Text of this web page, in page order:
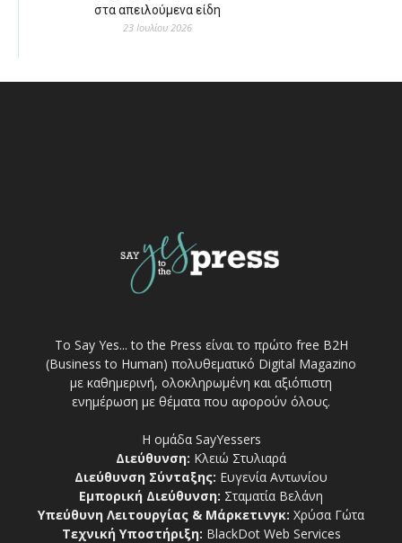
στα απειλούμενα είδη
23 Ιουλίου 2026
Το Say Yes... to the Press είναι το πρώτο free Β2Η
(Business to Human) πολυθεματικό Digital Magazino
με καθημερινή, ολοκληρωμένη και αξιόπιστη
ενημέρωση με θέματα που αφορούν όλους.
Η ομάδα SayYessers
Διεύθυνση: Κλειώ Στυλιαρά
Διεύθυνση Σύνταξης: Ευγενία Αντωνίου
Εμπορική Διεύθυνση: Σταματία Βελάνη
Υπεύθυνη Λειτουργίας & Μάρκετινγκ: Χρύσα Γώτα
Τεχνική Υποστήριξη: BlackDot Web Services